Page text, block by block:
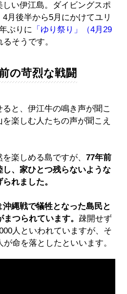
い伊江島。ダイビングスポ
月後半から5月にかけてユリ
ぶりに 「ゆり祭り」（4月29
そうです。
の苛烈な戦闘
と、伊江牛の鳴き声が聞こ
楽しむ人たちの声が聞こえ
楽しめる島ですが、 77年前
、家ひとつ残らないような
れました。
沖縄戦で犠牲となった島民と
つられています。 疎開せず
人といわれていますが、そ
命を落としたといいます。